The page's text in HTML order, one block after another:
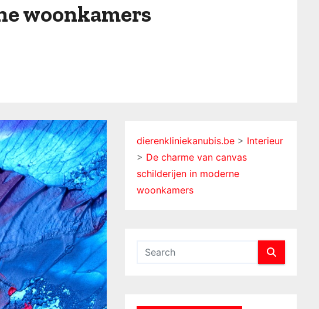
woonkamers
dierenkliniekanubis.be > Interieur
> De charme van canvas
schilderijen in moderne
woonkamers